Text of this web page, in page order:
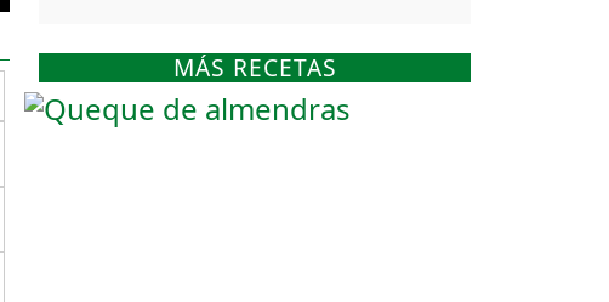
MÁS RECETAS